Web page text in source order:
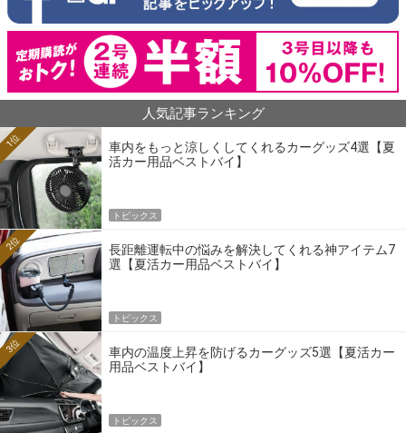
人気記事ランキング
車内をもっと涼しくしてくれるカーグッズ4選【夏
活カー用品ベストバイ】
1位
トピックス
長距離運転中の悩みを解決してくれる神アイテム7
選【夏活カー用品ベストバイ】
2位
トピックス
車内の温度上昇を防げるカーグッズ5選【夏活カー
用品ベストバイ】
3位
トピックス